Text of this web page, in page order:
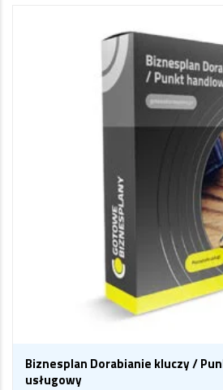
Biznesplan Dorabianie kluczy /
usługowy